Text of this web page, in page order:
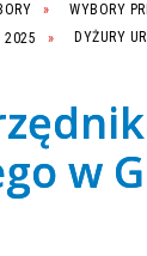
WYBORY
2025
DYŻURY
w